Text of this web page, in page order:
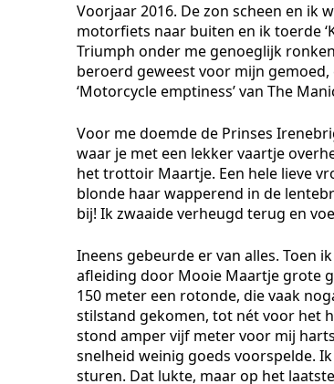
Voorjaar 2016. De zon scheen en ik
motorfiets naar buiten en ik toerde
Triumph onder me genoeglijk
beroerd geweest voor mijn
‘Motorcycle emptiness’ van The
Voor me doemde de Prinses
waar je met een lekker vaartje
het trottoir Maartje. Een hele lieve
blonde haar wapperend in de
bij! Ik zwaaide verheugd terug en
Ineens gebeurde er van alles. Toen
afleiding door Mooie Maartje grote
150 meter een rotonde, die vaak
stilstand gekomen, tot nét voor het
stond amper vijf meter voor mij
snelheid weinig goeds voorspelde.
sturen. Dat lukte, maar op het